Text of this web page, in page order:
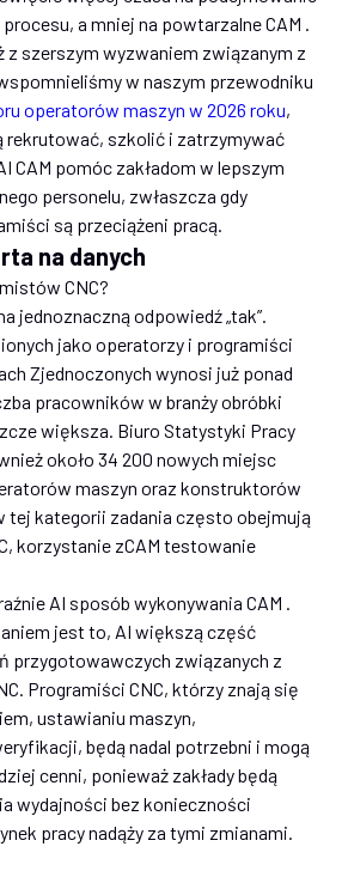
a mniej na powtarzalne CAM .
z szerszym wyzwaniem związanym z
w naszym przewodniku
operatorów maszyn w 2026 roku,
rekrutować, szkolić i zatrzymywać
CAM pomóc zakładom w lepszym
personelu, zwłaszcza gdy
są przeciążeni pracą.
na danych
CNC?
jednoznaczną odpowiedź „tak”.
jako operatorzy i programiści
Zjednoczonych wynosi już ponad
pracowników w branży obróbki
większa. Biuro Statystyki Pracy
około 34 200 nowych miejsc
maszyn oraz konstruktorów
tej kategorii zadania często obejmują
korzystanie zCAM testowanie
AI sposób wykonywania CAM .
jest to, AI większą część
przygotowawczych związanych z
Programiści CNC, którzy znają się
ustawianiu maszyn,
będą nadal potrzebni i mogą
cenni, ponieważ zakłady będą
wydajności bez konieczności
pracy nadąży za tymi zmianami.